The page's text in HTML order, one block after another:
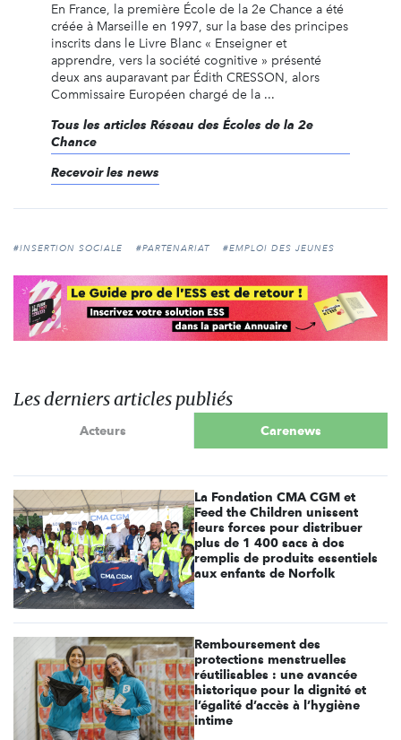
En France, la première École de la 2e Chance a été
créée à Marseille en 1997, sur la base des principes
inscrits dans le Livre Blanc « Enseigner et
apprendre, vers la société cognitive » présenté
deux ans auparavant par Édith CRESSON, alors
Commissaire Européen chargé de la ...
Tous les articles Réseau des Écoles de la 2e
Chance
Recevoir les news
#INSERTION SOCIALE #PARTENARIAT #EMPLOI DES JEUNES
Les derniers articles publiés
Acteurs Carenews
La Fondation CMA CGM et
Feed the Children unissent
leurs forces pour distribuer
plus de 1 400 sacs à dos
remplis de produits essentiels
aux enfants de Norfolk
Remboursement des
protections menstruelles
réutilisables : une avancée
historique pour la dignité et
l’égalité d’accès à l’hygiène
intime